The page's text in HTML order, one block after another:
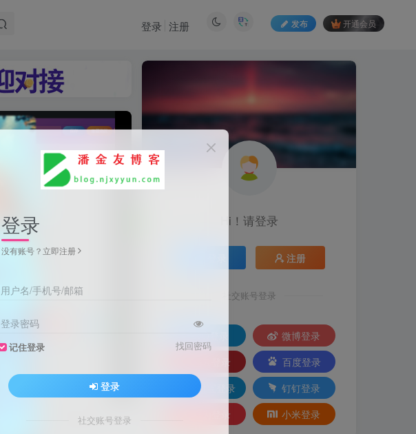
发布 开通会员
登录 注册
330 8
Hi！请登录
注册
社交账号登录
微博登录
码云登录
百度登录
支付宝登录
钉钉登录
华为登录
小米登录
登录
没有账号？立即注册
用户名/手机号/邮箱
登录密码
记住登录 找回密码
登录
社交账号登录